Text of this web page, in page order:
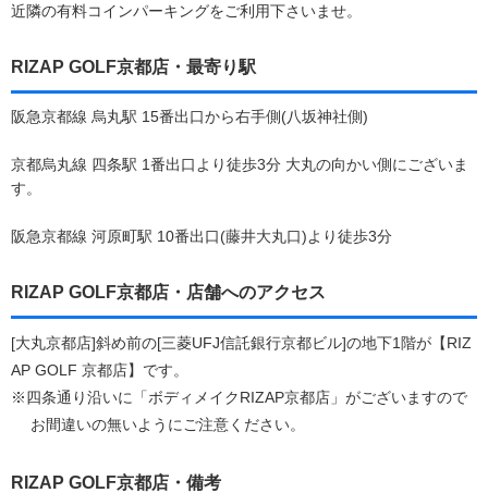
近隣の有料コインパーキングをご利用下さいませ。
RIZAP GOLF京都店・最寄り駅
阪急京都線 烏丸駅 15番出口から右手側(八坂神社側)
京都烏丸線 四条駅 1番出口より徒歩3分 大丸の向かい側にございま
す。
阪急京都線 河原町駅 10番出口(藤井大丸口)より徒歩3分
RIZAP GOLF京都店・店舗へのアクセス
[大丸京都店]斜め前の[三菱UFJ信託銀行京都ビル]の地下1階が【RIZ
AP GOLF 京都店】です。
※四条通り沿いに「ボディメイクRIZAP京都店」がございますので
お間違いの無いようにご注意ください。
RIZAP GOLF京都店・備考